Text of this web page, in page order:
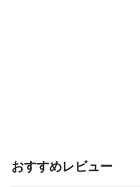
おすすめレビュー